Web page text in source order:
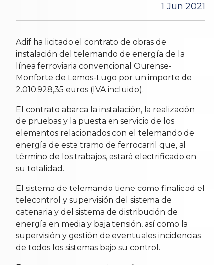
1 Jun 2021
Adif ha licitado el contrato de obras de
instalación del telemando de energía de la
línea ferroviaria convencional Ourense-
Monforte de Lemos-Lugo por un importe de
2.010.928,35 euros (IVA incluido).
El contrato abarca la instalación, la realización
de pruebas y la puesta en servicio de los
elementos relacionados con el telemando de
energía de este tramo de ferrocarril que, al
término de los trabajos, estará electrificado en
su totalidad.
El sistema de telemando tiene como finalidad el
telecontrol y supervisión del sistema de
catenaria y del sistema de distribución de
energía en media y baja tensión, así como la
supervisión y gestión de eventuales incidencias
de todos los sistemas bajo su control.